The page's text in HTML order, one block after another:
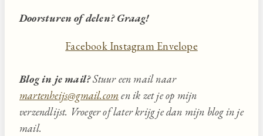
Doorsturen of delen? Graag!
Facebook Instagram Envelope
Blog in je mail?Stuur een mail naar
martenheijs@gmail.comen ik zet je op mijn
verzendlijst. Vroeger of later krijg je dan mijn blog in je
mail.